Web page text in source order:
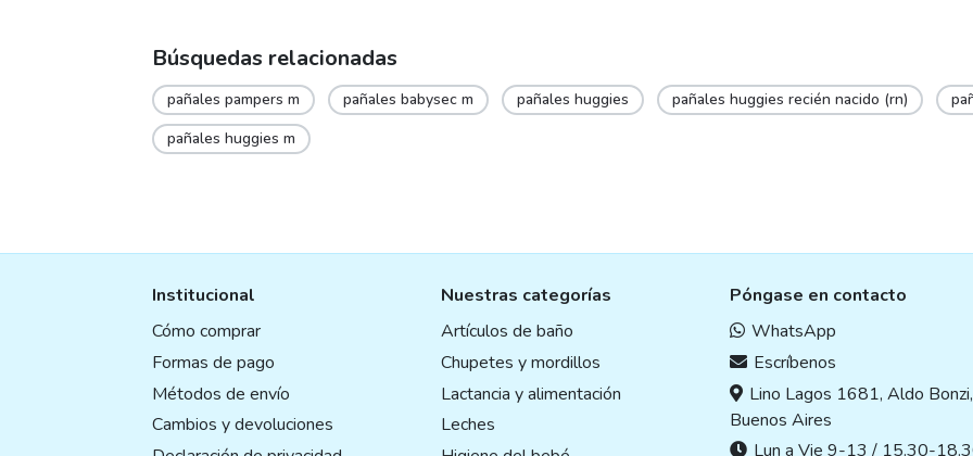
Búsquedas relacionadas
pañales pampers m pañales babysec m pañales huggies pañales huggies recién nacido (rn)
pañales huggies m
Institucional
Cómo comprar
Formas de pago
Métodos de envío
Cambios y devoluciones
Nuestras categorías
Artículos de baño
Chupetes y mordillos
Lactancia y alimentación
Leches
Póngase en contacto
WhatsApp
Escríbenos
Lino Lagos 1681, Aldo Bonzi,
Buenos Aires
Lun a Vie 9-13 / 15.30-